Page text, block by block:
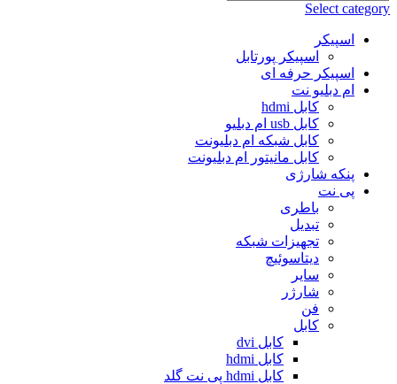
Select category
اسپیکر
اسپیکر پورتابل
اسپیکر حرفه ای
ام دبلیو نت
کابل hdmi
کابل usb ام دبلیو
کابل شبکه ام دبلیونت
کابل مانیتور ام دبلیونت
پنکه شارژی
پی نت
باطری
تبدیل
تجهیزات شبکه
دیتاسوئیچ
سایر
شارژر
فن
کابل
کابل dvi
کابل hdmi
کابل hdmi پی نت گلد